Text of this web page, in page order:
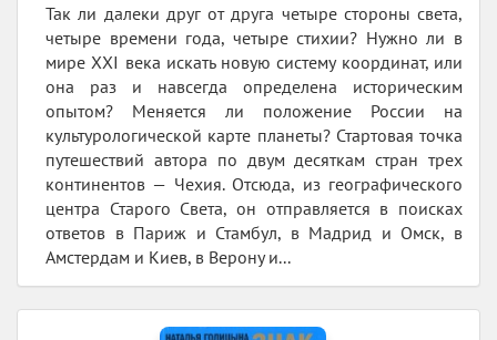
Так ли далеки друг от друга четыре стороны света,
четыре времени года, четыре стихии? Нужно ли в
мире XXI века искать новую систему координат, или
она раз и навсегда определена историческим
опытом? Меняется ли положение России на
культурологической карте планеты? Стартовая точка
путешествий автора по двум десяткам стран трех
континентов — Чехия. Отсюда, из географического
центра Старого Света, он отправляется в поисках
ответов в Париж и Стамбул, в Мадрид и Омск, в
Амстердам и Киев, в Верону и...